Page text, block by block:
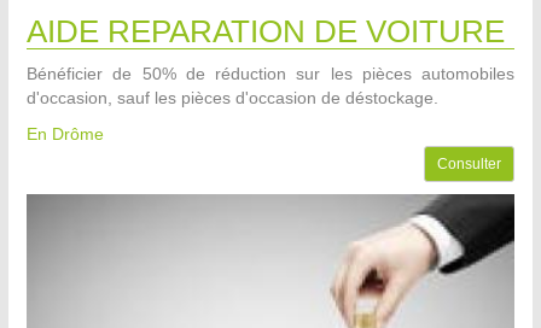
AIDE REPARATION DE VOITURE
Bénéficier de 50% de réduction sur les pièces automobiles
d'occasion, sauf les pièces d'occasion de déstockage.
En Drôme
Consulter